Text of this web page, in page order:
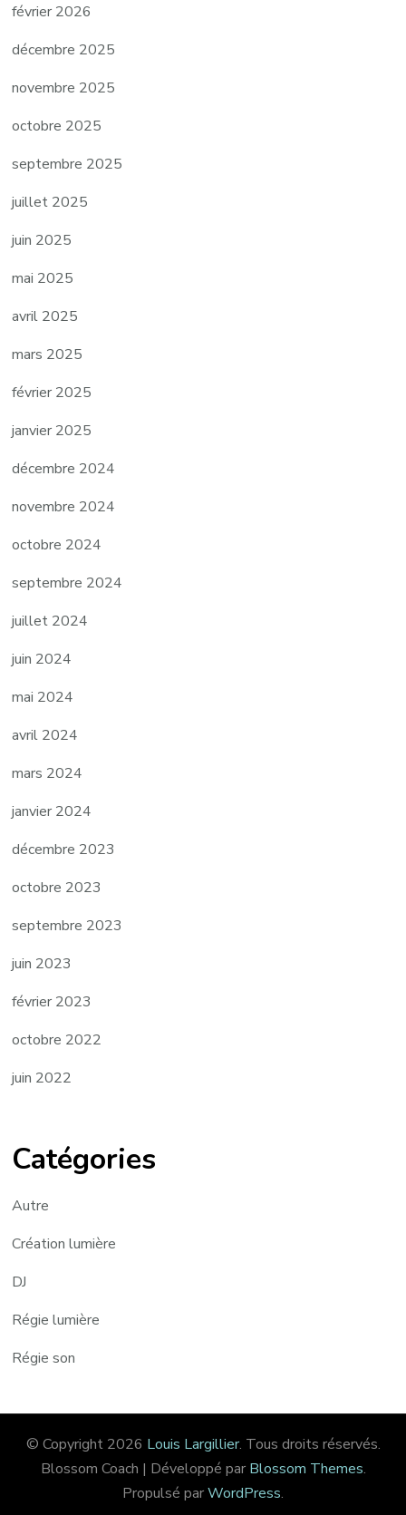
février 2026
décembre 2025
novembre 2025
octobre 2025
septembre 2025
juillet 2025
juin 2025
mai 2025
avril 2025
mars 2025
février 2025
janvier 2025
décembre 2024
novembre 2024
octobre 2024
septembre 2024
juillet 2024
juin 2024
mai 2024
avril 2024
mars 2024
janvier 2024
décembre 2023
octobre 2023
septembre 2023
juin 2023
février 2023
octobre 2022
juin 2022
Catégories
Autre
Création lumière
DJ
Régie lumière
Régie son
© Copyright 2026 Louis Largillier. Tous droits réservés.
Blossom Coach | Développé par Blossom Themes.
Propulsé parWordPress.